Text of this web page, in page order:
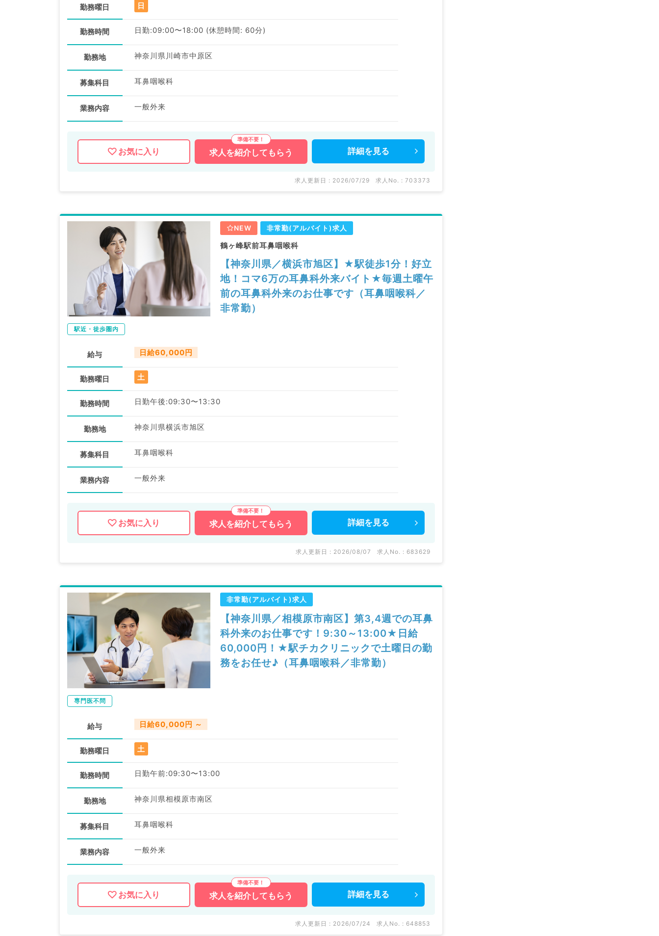
勤務曜日 日
勤務時間 日勤:09:00〜18:00 (休憩時間: 60分)
勤務地 神奈川県川崎市中原区
募集科目 耳鼻咽喉科
業務内容 一般外来
お気に入り 求人を紹介してもらう 詳細を 見る
求人更新日 : 2026/07/29 求人No. : 703373
NEW 非常勤(アルバイト)求人
鶴ヶ峰駅前耳鼻咽喉科
【神奈川県／横浜市旭区】★駅徒歩1分！好立
地！コマ6万の耳鼻科外来バイト★毎週土曜午
前の耳鼻科外来のお仕事です（耳鼻咽喉科／
非常勤）
駅近・徒歩圏内
給与 日給60,000円
勤務曜日 土
勤務時間 日勤午後:09:30〜13:30
勤務地 神奈川県横浜市旭区
募集科目 耳鼻咽喉科
業務内容 一般外来
お気に入り 求人を紹介してもらう 詳細を 見る
求人更新日 : 2026/08/07 求人No. : 683629
非常勤(アルバイト)求人
【神奈川県／相模原市南区】第3,4週での耳鼻
科外来のお仕事です！9:30～13:00★日給
60,000円！★駅チカクリニックで土曜日の勤
務をお任せ♪（耳鼻咽喉科／非常勤）
専門医不問
給与 日給60,000円 ～
勤務曜日 土
勤務時間 日勤午前:09:30〜13:00
勤務地 神奈川県相模原市南区
募集科目 耳鼻咽喉科
業務内容 一般外来
お気に入り 求人を紹介してもらう 詳細を 見る
求人更新日 : 2026/07/24 求人No. : 648853